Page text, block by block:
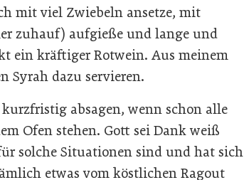
mit viel Zwiebeln ansetze, mit
zuhauf) aufgieße und lange und
ein kräftiger Rotwein. Aus meinem
Syrah dazu servieren.
absagen, wenn schon alle
Ofen stehen. Gott sei Dank weiß
solche Situationen sind und hat sich
etwas vom köstlichen Ragout